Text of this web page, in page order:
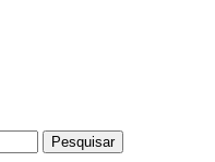
Pesquisar